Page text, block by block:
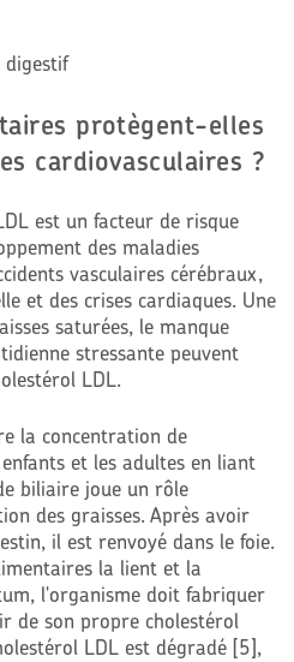
digestif
protègent-elles
cardiovasculaires ?
est un facteur de risque
des maladies
vasculaires cérébraux,
et des crises cardiaques. Une
saturées, le manque
stressante peuvent
LDL.
la concentration de
et les adultes en liant
biliaire joue un rôle
des graisses. Après avoir
il est renvoyé dans le foie.
la lient et la
l'organisme doit fabriquer
de son propre cholestérol
LDL est dégradé [5],